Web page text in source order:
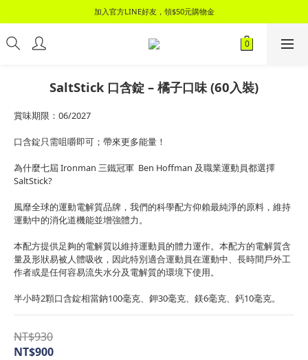
📦 領$100元購物金，立刻加入會員，消費滿2000元即享免運優惠！📦
加入官方LINE好友，領$50元購物金
📦 領$100元購物金，立刻加入會員，消費滿2000元即享免運優惠！📦
SaltStick 口含錠 – 橘子口味 (60入裝)
賞味期限：06/2027
口含錠只需咀嚼即可；帶來更多能量！
為什麼七屆 Ironman 三鐵冠軍  Ben Hoffman 及職業運動員都選擇
SaltStick?
風靡全球的運動電解質品牌，我們的科學配方仰賴最純淨的原料，維持
運動中的消化道機能並增強體力。
本配方提供足夠的電解質以維持運動員的體力運作。本配方的電解質含
量及形狀易被人體吸收，因此特別適合運動員在運動中、長時間戶外工
作者或是任何容易流失水分及電解質的環境下使用。
半小時2顆口含錠相當鈉100毫克、鉀30毫克、鎂6毫克、鈣10毫克。
NT$930
NT$900